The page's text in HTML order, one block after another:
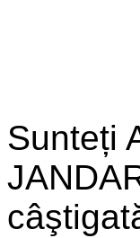
Sunteți